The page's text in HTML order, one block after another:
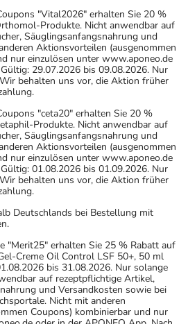
"Vital2026" erhalten Sie 20 %
Produkte. Nicht anwendbar auf
Säuglingsanfangsnahrung und
Aktionsvorteilen (ausgenommen
nur einzulösen unter www.aponeo.de
29.07.2026 bis 09.08.2026. Nur
behalten uns vor, die Aktion früher
"ceta20" erhalten Sie 20 %
Produkte. Nicht anwendbar auf
Säuglingsanfangsnahrung und
Aktionsvorteilen (ausgenommen
nur einzulösen unter www.aponeo.de
01.08.2026 bis 01.09.2026. Nur
behalten uns vor, die Aktion früher
Deutschlands bei Bestellung mit
"Merit25" erhalten Sie 25 % Rabatt auf
Creme Oil Control LSF 50+, 50 ml
bis 31.08.2026. Nur solange
auf rezeptpflichtige Artikel,
und Versandkosten sowie bei
Nicht mit anderen
Coupons) kombinierbar und nur